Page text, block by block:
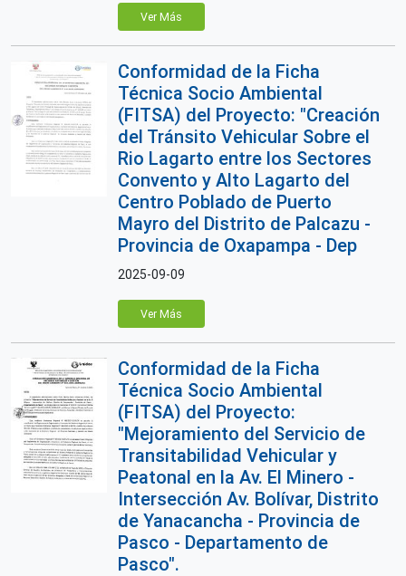
Ver Más
Conformidad de la Ficha
Técnica Socio Ambiental
(FITSA) del Proyecto: "Creación
del Tránsito Vehicular Sobre el
Rio Lagarto entre los Sectores
Convento y Alto Lagarto del
Centro Poblado de Puerto
Mayro del Distrito de Palcazu -
Provincia de Oxapampa - Dep
2025-09-09
Ver Más
Conformidad de la Ficha
Técnica Socio Ambiental
(FITSA) del Proyecto:
"Mejoramiento del Servicio de
Transitabilidad Vehicular y
Peatonal en la Av. El Minero -
Intersección Av. Bolívar, Distrito
de Yanacancha - Provincia de
Pasco - Departamento de
Pasco".